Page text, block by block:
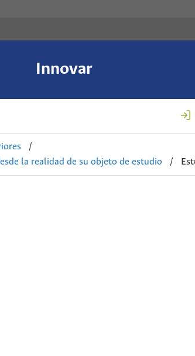
Innovar
/
la realidad de su objeto de estudio
/